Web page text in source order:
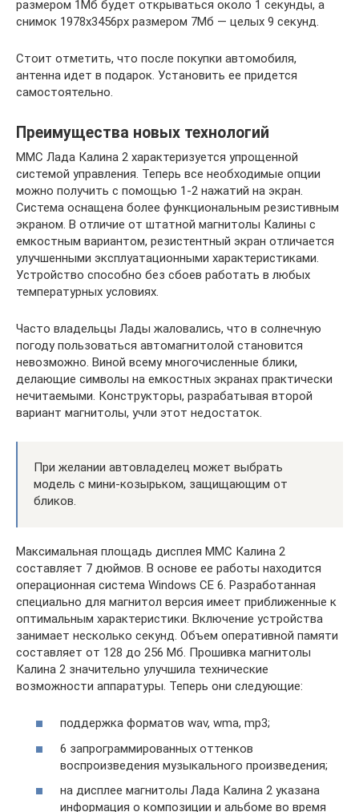
размером 1Мб будет открываться около 1 секунды, а
снимок 1978х3456рх размером 7Мб — целых 9 секунд.
Стоит отметить, что после покупки автомобиля,
антенна идет в подарок. Установить ее придется
самостоятельно.
Преимущества новых технологий
ММС Лада Калина 2 характеризуется упрощенной
системой управления. Теперь все необходимые опции
можно получить с помощью 1-2 нажатий на экран.
Система оснащена более функциональным резистивным
экраном. В отличие от штатной магнитолы Калины с
емкостным вариантом, резистентный экран отличается
улучшенными эксплуатационными характеристиками.
Устройство способно без сбоев работать в любых
температурных условиях.
Часто владельцы Лады жаловались, что в солнечную
погоду пользоваться автомагнитолой становится
невозможно. Виной всему многочисленные блики,
делающие символы на емкостных экранах практически
нечитаемыми. Конструкторы, разрабатывая второй
вариант магнитолы, учли этот недостаток.
При желании автовладелец может выбрать
модель с мини-козырьком, защищающим от
бликов.
Максимальная площадь дисплея ММС Калина 2
составляет 7 дюймов. В основе ее работы находится
операционная система Windows CE 6. Разработанная
специально для магнитол версия имеет приближенные к
оптимальным характеристики. Включение устройства
занимает несколько секунд. Объем оперативной памяти
составляет от 128 до 256 Мб. Прошивка магнитолы
Калина 2 значительно улучшила технические
возможности аппаратуры. Теперь они следующие:
поддержка форматов wav, wma, mp3;
6 запрограммированных оттенков
воспроизведения музыкального произведения;
на дисплее магнитолы Лада Калина 2 указана
информация о композиции и альбоме во время